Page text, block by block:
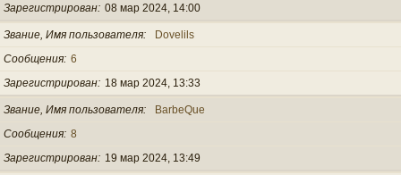
Зарегистрирован 08 мар 2024, 14:00
Звание, Имя пользователя
Dovelils
Сообщения 6
Зарегистрирован
18 мар 2024, 13:33
Звание, Имя пользователя
BarbeQue
Сообщения 8
Зарегистрирован
19 мар 2024, 13:49